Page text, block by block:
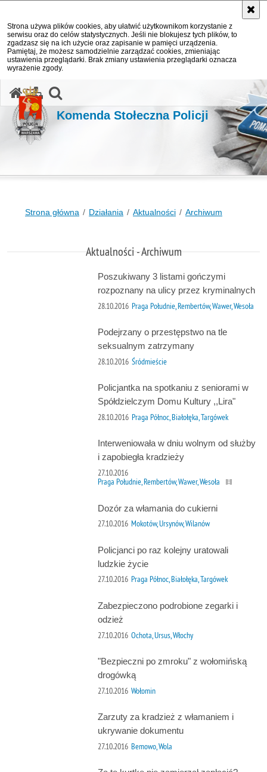
Strona używa plików cookies, aby ułatwić użytkownikom korzystanie z
serwisu oraz do celów statystycznych. Jeśli nie blokujesz tych plików, to
zgadzasz się na ich użycie oraz zapisanie w pamięci urządzenia.
Pamiętaj, że możesz samodzielnie zarządzać cookies, zmieniając
ustawienia przeglądarki. Brak zmiany ustawienia przeglądarki oznacza
wyrażenie zgody.
Komenda Stołeczna Policji
Strona główna Działania Aktualności Archiwum
Aktualności - Archiwum
Poszukiwany 3 listami gończymi
rozpoznany na ulicy przez kryminalnych
28.10.2016 Praga Południe, Rembertów, Wawer, Wesoła
Podejrzany o przestępstwo na tle
seksualnym zatrzymany
28.10.2016 Śródmieście
Policjantka na spotkaniu z seniorami w
Spółdzielczym Domu Kultury ,,Lira"
28.10.2016 Praga Północ, Białołęka, Targówek
Interweniowała w dniu wolnym od służby
i zapobiegła kradzieży
27.10.2016
Praga Południe, Rembertów, Wawer, Wesoła
Dozór za włamania do cukierni
27.10.2016 Mokotów, Ursynów, Wilanów
Policjanci po raz kolejny uratowali
ludzkie życie
27.10.2016 Praga Północ, Białołęka, Targówek
Zabezpieczono podrobione zegarki i
odzież
27.10.2016 Ochota, Ursus, Włochy
"Bezpieczni po zmroku" z wołomińską
drogówką
27.10.2016 Wołomin
Zarzuty za kradzież z włamaniem i
ukrywanie dokumentu
27.10.2016 Bemowo, Wola